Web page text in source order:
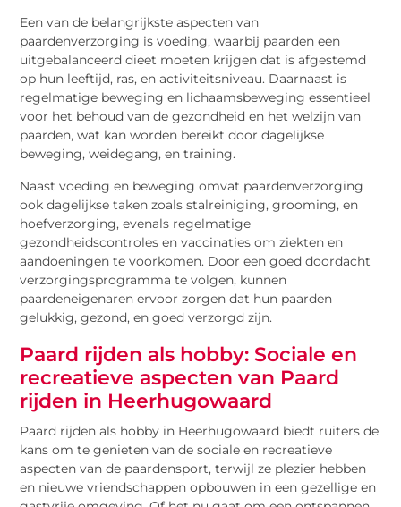
Een van de belangrijkste aspecten van
paardenverzorging is voeding, waarbij paarden een
uitgebalanceerd dieet moeten krijgen dat is afgestemd
op hun leeftijd, ras, en activiteitsniveau. Daarnaast is
regelmatige beweging en lichaamsbeweging essentieel
voor het behoud van de gezondheid en het welzijn van
paarden, wat kan worden bereikt door dagelijkse
beweging, weidegang, en training.
Naast voeding en beweging omvat paardenverzorging
ook dagelijkse taken zoals stalreiniging, grooming, en
hoefverzorging, evenals regelmatige
gezondheidscontroles en vaccinaties om ziekten en
aandoeningen te voorkomen. Door een goed doordacht
verzorgingsprogramma te volgen, kunnen
paardeneigenaren ervoor zorgen dat hun paarden
gelukkig, gezond, en goed verzorgd zijn.
Paard rijden als hobby: Sociale en
recreatieve aspecten van Paard
rijden in Heerhugowaard
Paard rijden als hobby in Heerhugowaard biedt ruiters de
kans om te genieten van de sociale en recreatieve
aspecten van de paardensport, terwijl ze plezier hebben
en nieuwe vriendschappen opbouwen in een gezellige en